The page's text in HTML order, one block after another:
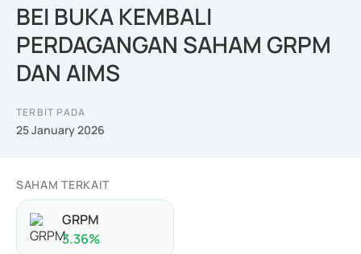
BEI BUKA KEMBALI
PERDAGANGAN SAHAM GRPM
DAN AIMS
TERBIT PADA
25 January 2026
SAHAM TERKAIT
GRPM
3.36%